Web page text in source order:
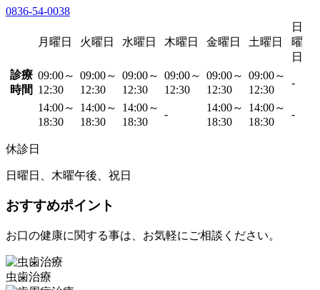
0836-54-0038
月曜日 火曜日 水曜日 木曜日 金曜日 土曜日
日
曜
日
診療
時間
09:00～
12:30
09:00～
12:30
09:00～
12:30
09:00～
12:30
09:00～
12:30
09:00～
12:30
-
14:00～
18:30
14:00～
18:30
14:00～
18:30
-
14:00～
18:30
14:00～
18:30
-
休診日
日曜日、木曜午後、祝日
おすすめポイント
お口の健康に関する事は、お気軽にご相談ください。
虫歯治療